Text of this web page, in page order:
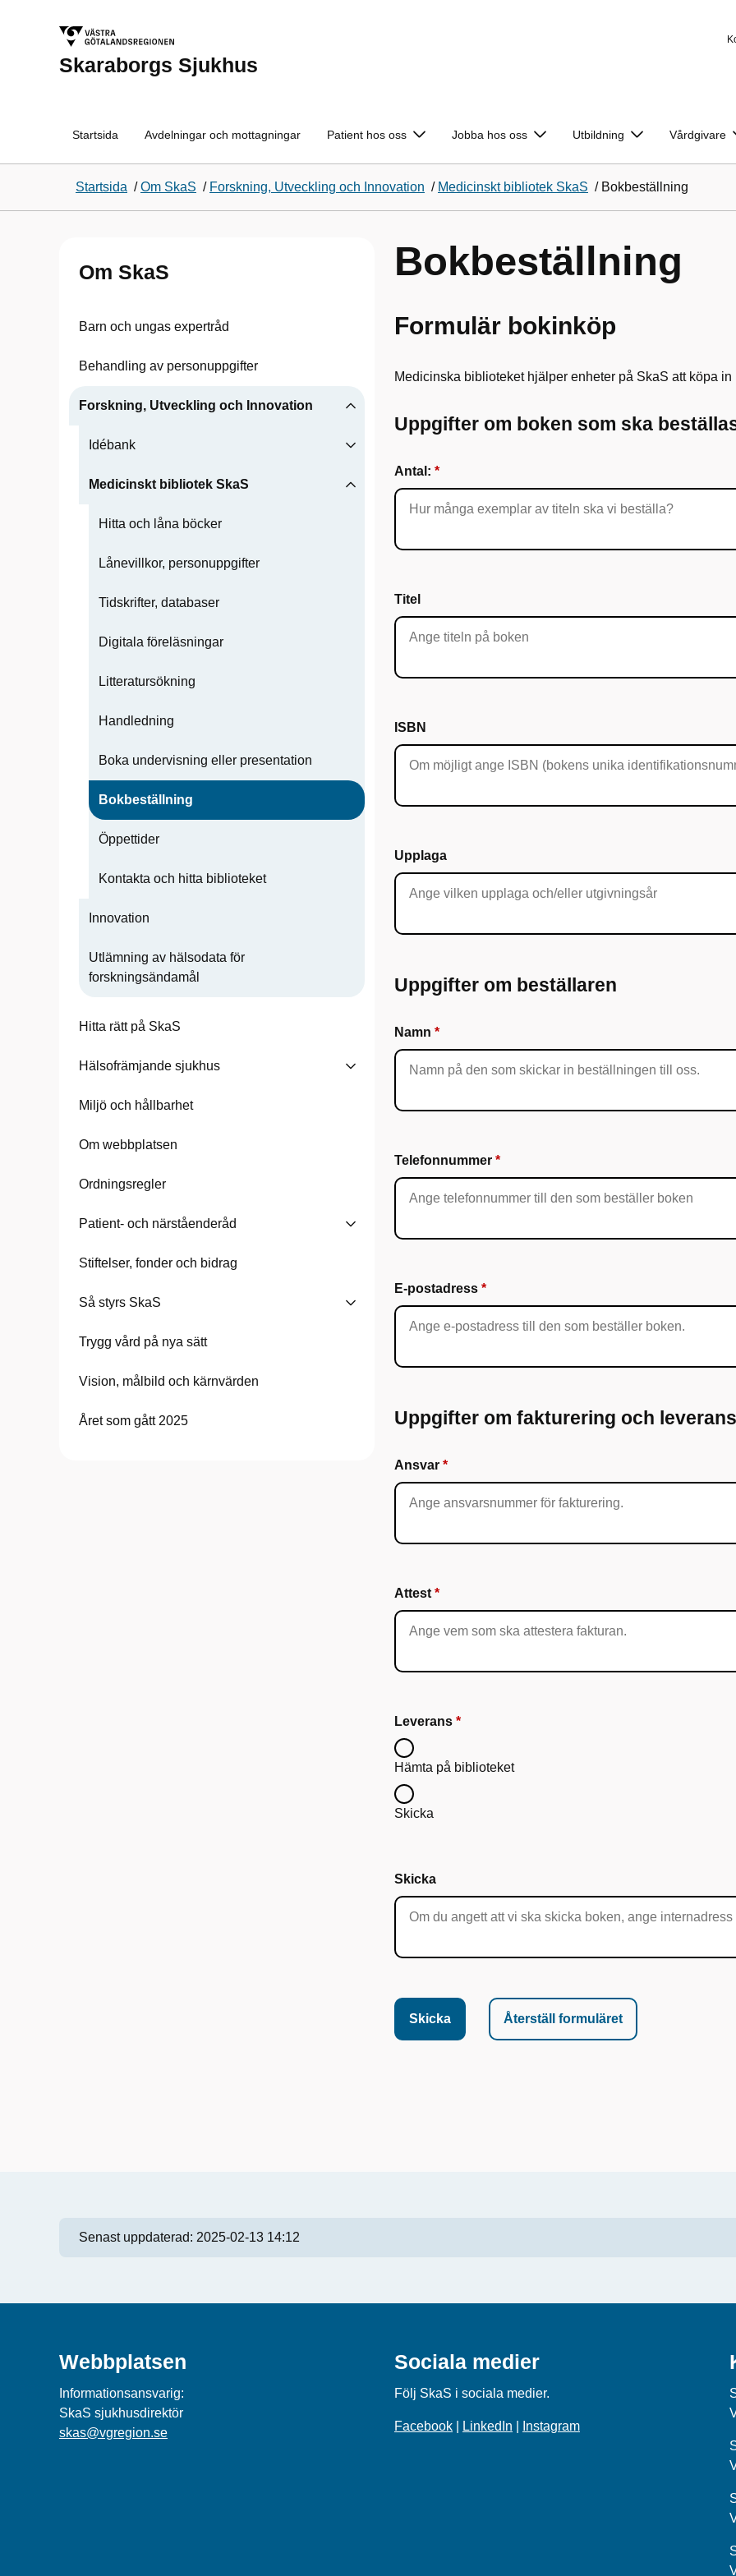
Skaraborgs Sjukhus
Startsida Avdelningar och mottagningar Patient hos oss Jobba hos oss Utbildning Vårdgivare
Startsida /Om SkaS / Forskning, Utveckling och Innovation / Medicinskt bibliotek SkaS / Bokbeställning
Om SkaS
Barn och ungas expertråd
Behandling av personuppgifter
Forskning, Utveckling och Innovation
Idébank
Medicinskt bibliotek SkaS
Hitta och låna böcker
Lånevillkor, personuppgifter
Tidskrifter, databaser
Digitala föreläsningar
Litteratursökning
Handledning
Boka undervisning eller presentation
Bokbeställning
Öppettider
Kontakta och hitta biblioteket
Innovation
Utlämning av hälsodata för
forskningsändamål
Hitta rätt på SkaS
Hälsofrämjande sjukhus
Miljö och hållbarhet
Om webbplatsen
Ordningsregler
Patient- och närståenderåd
Stiftelser, fonder och bidrag
Så styrs SkaS
Trygg vård på nya sätt
Vision, målbild och kärnvärden
Året som gått 2025
Bokbeställning
Formulär bokinköp
Medicinska biblioteket hjälper enheter på SkaS att köpa
Uppgifter om boken som ska
Antal:
Titel
ISBN
Upplaga
Uppgifter om beställaren
Namn
Telefonnummer
E-postadress
Uppgifter om fakturering och leverans
Ansvar
Attest
Leverans
Hämta på biblioteket
Skicka
Skicka
Skicka
Senast uppdaterad: 2025-02-13 14:12
Webbplatsen
Informationsansvarig:
SkaS sjukhusdirektör
skas@vgregion.se
Sociala medier
Följ SkaS i sociala medier.
Facebook LinkedIn Instagram